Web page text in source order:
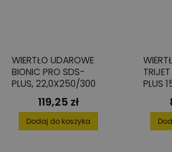
WIERTŁO UDAROWE
BIONIC PRO SDS-
PLUS, 22,0X250/300
Cena
119,25 zł
Dodaj do koszyka
PLUS